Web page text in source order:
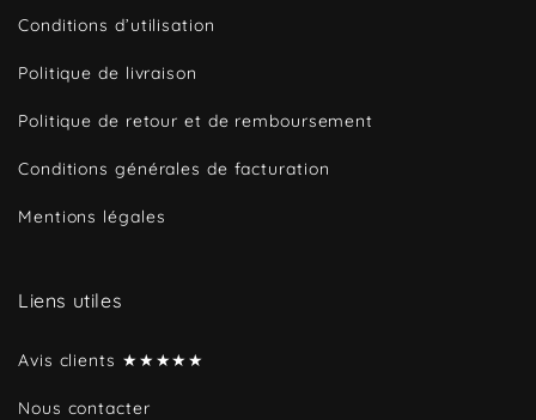
Conditions d’utilisation
Politique de livraison
Politique de retour et de remboursement
Conditions générales de facturation
Mentions légales
Liens utiles
Avis clients ★★★★★
Nous contacter